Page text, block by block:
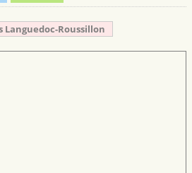
Languedoc-Roussillon